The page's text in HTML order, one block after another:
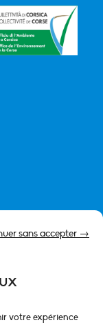
votre expérience
sans accepter →